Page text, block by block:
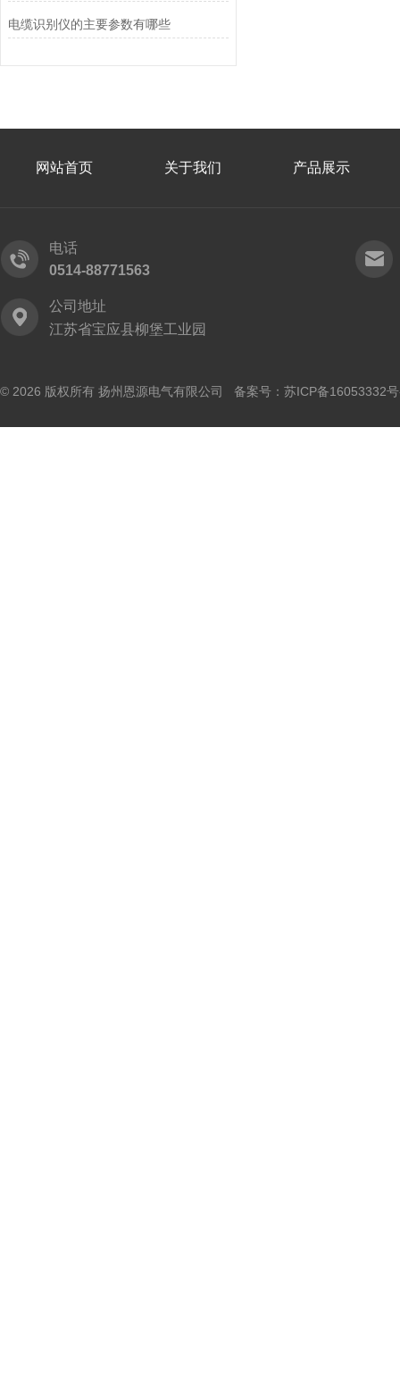
电缆识别仪的主要参数有哪些
网站首页 关于我们 产品展示
电话
0514-88771563
公司地址
江苏省宝应县柳堡工业园
© 2026 版权所有 扬州恩源电气有限公司 备案号： 苏ICP备16053332